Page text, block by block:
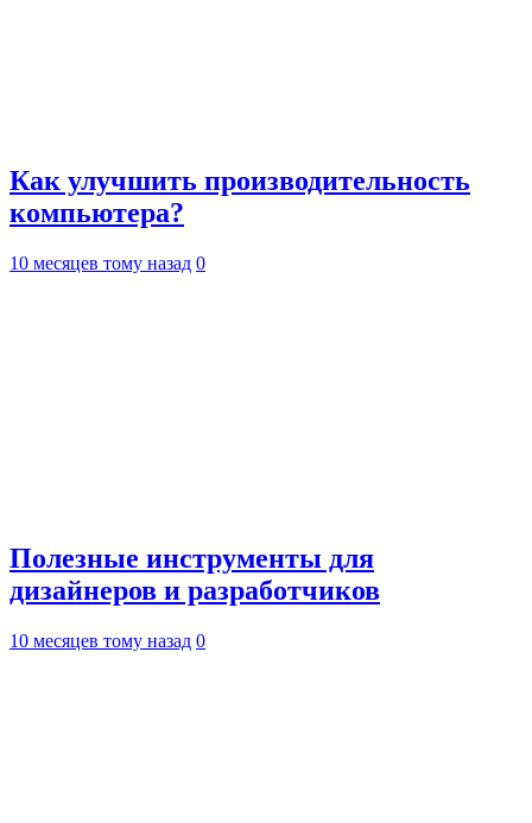
Как улучшить производительность
компьютера?
10 месяцев тому назад 0
Полезные инструменты для
дизайнеров и разработчиков
10 месяцев тому назад 0